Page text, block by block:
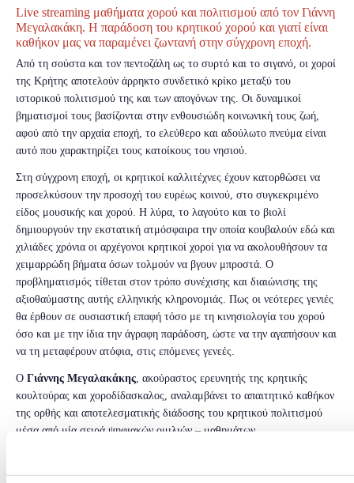
Live streaming μαθήματα χορού και πολιτισμού από τον Γιάννη
Μεγαλακάκη. Η παράδοση του κρητικού χορού και γιατί είναι
καθήκον μας να παραμένει ζωντανή στην σύγχρονη εποχή.
Από τη σούστα και τον πεντοζάλη ως το συρτό και το σιγανό, οι χοροί
της Κρήτης αποτελούν άρρηκτο συνδετικό κρίκο μεταξύ του
ιστορικού πολιτισμού της και των απογόνων της. Οι δυναμικοί
βηματισμοί τους βασίζονται στην ενθουσιώδη κοινωνική τους ζωή,
αφού από την αρχαία εποχή, το ελεύθερο και αδούλωτο πνεύμα είναι
αυτό που χαρακτηρίζει τους κατοίκους του νησιού.
Στη σύγχρονη εποχή, οι κρητικοί καλλιτέχνες έχουν κατορθώσει να
προσελκύσουν την προσοχή του ευρέως κοινού, στο συγκεκριμένο
είδος μουσικής και χορού. Η λύρα, το λαγούτο και το βιολί
δημιουργούν την εκστατική ατμόσφαιρα την οποία κουβαλούν εδώ και
χιλιάδες χρόνια οι αρχέγονοι κρητικοί χοροί για να ακολουθήσουν τα
χειμαρρώδη βήματα όσων τολμούν να βγουν μπροστά. Ο
προβληματισμός τίθεται στον τρόπο συνέχισης και διαιώνισης της
αξιοθαύμαστης αυτής ελληνικής κληρονομιάς. Πως οι νεότερες γενιές
θα έρθουν σε ουσιαστική επαφή τόσο με τη κινησιολογία του χορού
όσο και με την ίδια την άγραφη παράδοση, ώστε να την αγαπήσουν και
να τη μεταφέρουν ατόφια, στις επόμενες γενεές.
Ο Γιάννης Μεγαλακάκης , ακούραστος ερευνητής της κρητικής
κουλτούρας και χοροδίδασκαλος, αναλαμβάνει το απαιτητικό καθήκον
της ορθής και αποτελεσματικής διάδοσης του κρητικού πολιτισμού
μέσα από μία σειρά ψηφιακών ομιλιών – μαθημάτων.
ΝΙΚΟ ΞΥΛΟΥΡΗ